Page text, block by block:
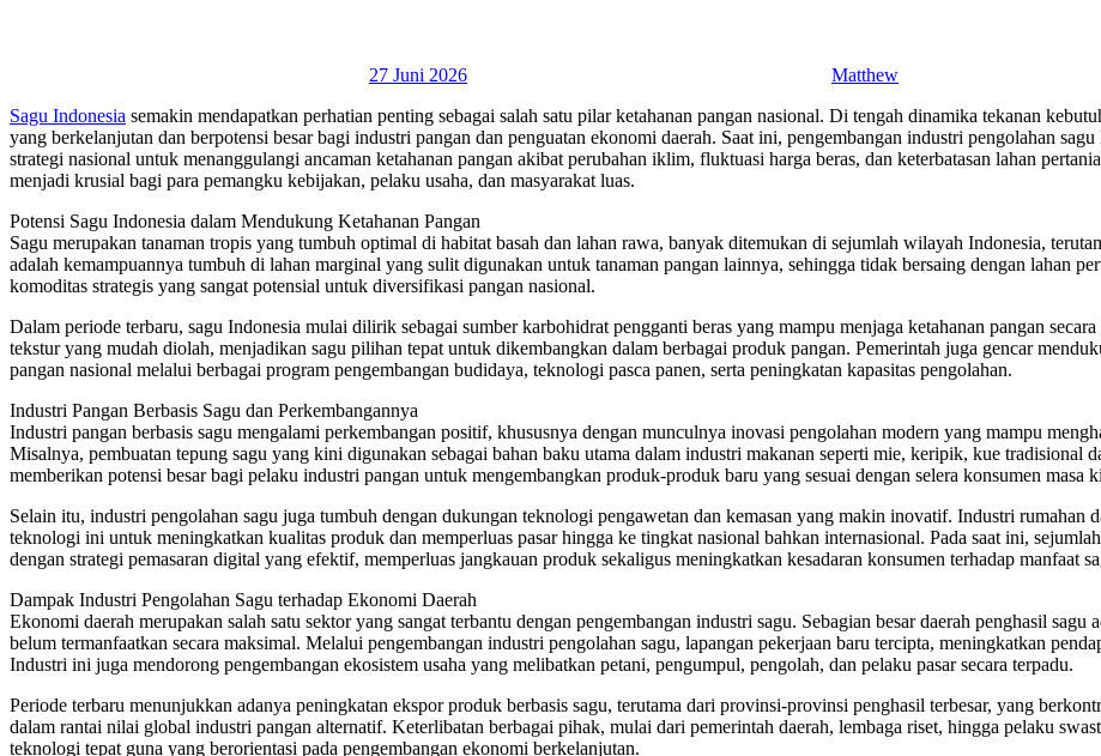
27 Juni 2026 Matthew
Sagu Indonesia semakin mendapatkan perhatian penting sebagai salah satu pilar ketahanan pangan nasional. Di tengah dinamika tekanan
yang berkelanjutan dan berpotensi besar bagi industri pangan dan penguatan ekonomi daerah. Saat ini, pengembangan industri pengolahan
strategi nasional untuk menanggulangi ancaman ketahanan pangan akibat perubahan iklim, fluktuasi harga beras, dan keterbatasan lahan
menjadi krusial bagi para pemangku kebijakan, pelaku usaha, dan masyarakat luas.
Potensi Sagu Indonesia dalam Mendukung Ketahanan Pangan
Sagu merupakan tanaman tropis yang tumbuh optimal di habitat basah dan lahan rawa, banyak ditemukan di sejumlah wilayah Indonesia,
adalah kemampuannya tumbuh di lahan marginal yang sulit digunakan untuk tanaman pangan lainnya, sehingga tidak bersaing dengan lahan
komoditas strategis yang sangat potensial untuk diversifikasi pangan nasional.
Dalam periode terbaru, sagu Indonesia mulai dilirik sebagai sumber karbohidrat pengganti beras yang mampu menjaga ketahanan pangan
tekstur yang mudah diolah, menjadikan sagu pilihan tepat untuk dikembangkan dalam berbagai produk pangan. Pemerintah juga gencar
pangan nasional melalui berbagai program pengembangan budidaya, teknologi pasca panen, serta peningkatan kapasitas pengolahan.
Industri Pangan Berbasis Sagu dan Perkembangannya
Industri pangan berbasis sagu mengalami perkembangan positif, khususnya dengan munculnya inovasi pengolahan modern yang mampu
Misalnya, pembuatan tepung sagu yang kini digunakan sebagai bahan baku utama dalam industri makanan seperti mie, keripik, kue tradisional
memberikan potensi besar bagi pelaku industri pangan untuk mengembangkan produk-produk baru yang sesuai dengan selera konsumen masa
Selain itu, industri pengolahan sagu juga tumbuh dengan dukungan teknologi pengawetan dan kemasan yang makin inovatif. Industri rumahan
teknologi ini untuk meningkatkan kualitas produk dan memperluas pasar hingga ke tingkat nasional bahkan internasional. Pada saat ini,
dengan strategi pemasaran digital yang efektif, memperluas jangkauan produk sekaligus meningkatkan kesadaran konsumen terhadap manfaat
Dampak Industri Pengolahan Sagu terhadap Ekonomi Daerah
Ekonomi daerah merupakan salah satu sektor yang sangat terbantu dengan pengembangan industri sagu. Sebagian besar daerah penghasil
belum termanfaatkan secara maksimal. Melalui pengembangan industri pengolahan sagu, lapangan pekerjaan baru tercipta, meningkatkan
Industri ini juga mendorong pengembangan ekosistem usaha yang melibatkan petani, pengumpul, pengolah, dan pelaku pasar secara terpadu.
Periode terbaru menunjukkan adanya peningkatan ekspor produk berbasis sagu, terutama dari provinsi-provinsi penghasil terbesar, yang
dalam rantai nilai global industri pangan alternatif. Keterlibatan berbagai pihak, mulai dari pemerintah daerah, lembaga riset, hingga pelaku
teknologi tepat guna yang berorientasi pada pengembangan ekonomi berkelanjutan.